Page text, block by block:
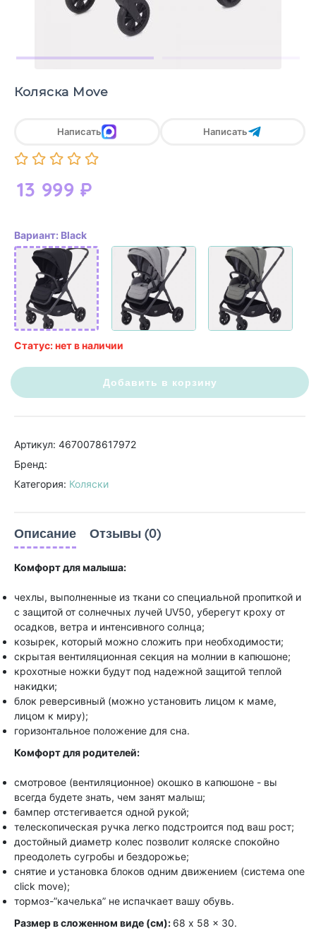
Коляска Move
13 999 ₽
Написать Написать
Вариант: Black
Статус: нет в наличии
Добавить в корзину
Артикул: 4670078617972
Бренд:
Категория: Коляски
Описание Отзывы (0)
Комфорт для малыша:
чехлы, выполненные из ткани со специальной пропиткой и
с защитой от солнечных лучей UV50, уберегут кроху от
осадков, ветра и интенсивного солнца;
козырек, который можно сложить при необходимости;
скрытая вентиляционная секция на молнии в капюшоне;
крохотные ножки будут под надежной защитой теплой
накидки;
блок реверсивный (можно установить лицом к маме,
лицом к миру);
горизонтальное положение для сна.
Комфорт для родителей:
смотровое (вентиляционное) окошко в капюшоне - вы
всегда будете знать, чем занят малыш;
бампер отстегивается одной рукой;
телескопическая ручка легко подстроится под ваш рост;
достойный диаметр колес позволит коляске спокойно
преодолеть сугробы и бездорожье;
снятие и установка блоков одним движением (система one
click move);
тормоз-”качелька” не испачкает вашу обувь.
Размер в сложенном виде (см): 68 x 58 x 30.